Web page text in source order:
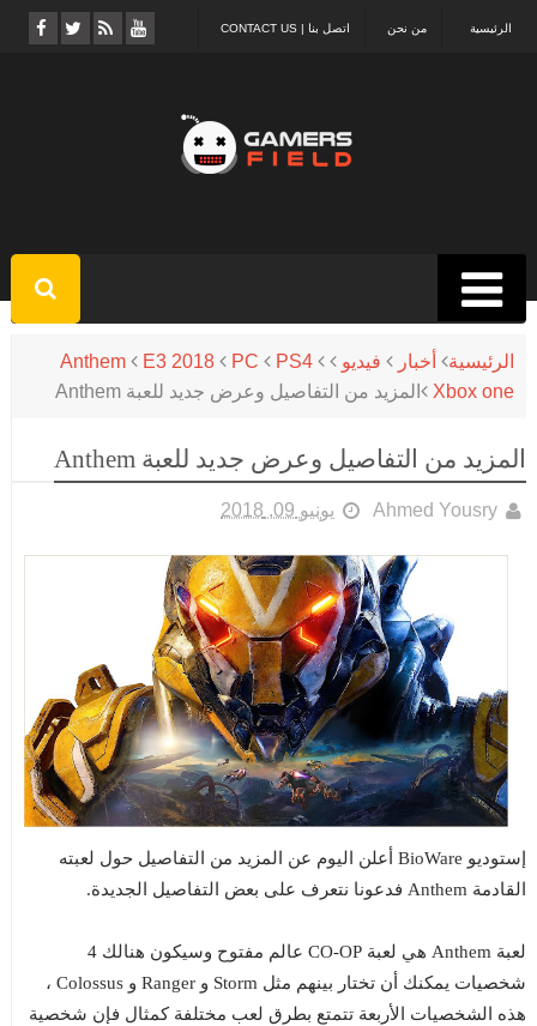
اتصل بنا | CONTACT US من نحن الرئيسية
الرئيسية أخبار فيديو Anthem E3 2018 PC
PS4
Xbox one
المزيد من التفاصيل وعرض جديد للعبة Anthem
المزيد من التفاصيل وعرض جديد للعبة Anthem
Ahmed Yousry يونيو 09, 2018
إستوديو BioWare أعلن اليوم عن المزيد من التفاصيل حول لعبته
القادمة Anthem فدعونا نتعرف على بعض التفاصيل الجديدة.
لعبة Anthem هي لعبة CO-OP عالم مفتوح وسيكون هنالك 4
شخصيات يمكنك أن تختار بينهم مثل Storm و Ranger و Colossus ،
هذه الشخصيات الأربعة تتمتع بطرق لعب مختلفة كمثال فإن شخصية